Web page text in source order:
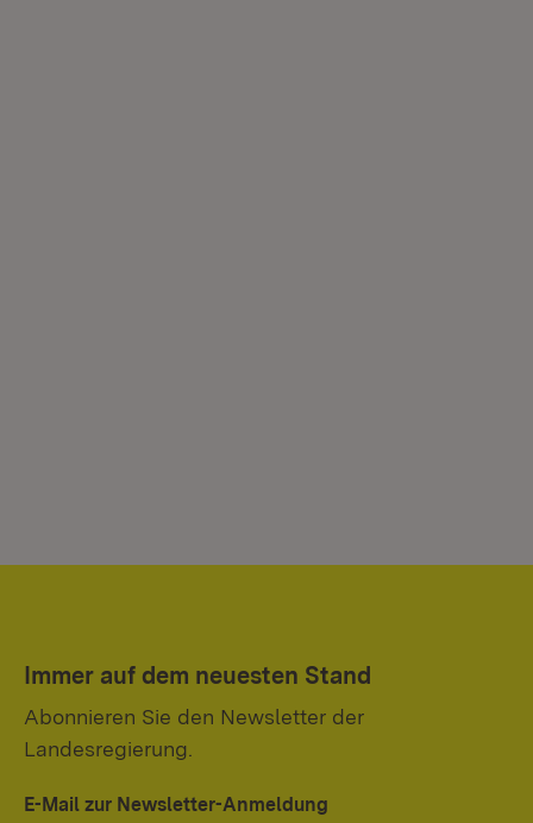
Immer auf dem neuesten Stand
Abonnieren Sie den Newsletter der
Landesregierung.
E-Mail zur Newsletter-Anmeldung